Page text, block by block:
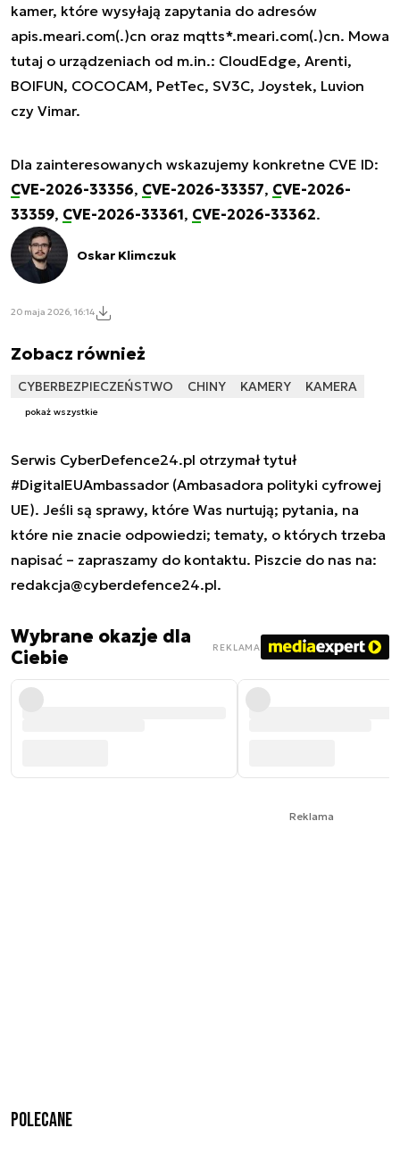
kamer, które wysyłają zapytania do adresów
apis.meari.com(.)cn oraz mqtts*.meari.com(.)cn. Mowa
tutaj o urządzeniach od m.in.: CloudEdge, Arenti,
BOIFUN, COCOCAM, PetTec, SV3C, Joystek, Luvion
czy Vimar.
Dla zainteresowanych wskazujemy konkretne CVE ID:
CVE-2026-33356, CVE-2026-33357, CVE-2026-
33359, CVE-2026-33361, CVE-2026-33362.
Oskar Klimczuk
20 maja 2026, 16:14
Zobacz również
CYBERBEZPIECZEŃSTWO CHINY KAMERY KAMERA
pokaż wszystkie
Serwis CyberDefence24.pl otrzymał tytuł
#DigitalEUAmbassador (Ambasadora polityki cyfrowej
UE). Jeśli są sprawy, które Was nurtują; pytania, na
które nie znacie odpowiedzi; tematy, o których trzeba
napisać – zapraszamy do kontaktu. Piszcie do nas na:
redakcja@cyberdefence24.pl.
Wybrane okazje dla
Ciebie
REKLAMA
Reklama
Polecane